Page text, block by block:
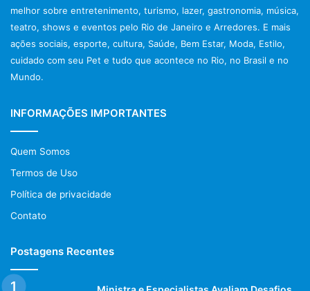
melhor sobre entretenimento, turismo, lazer, gastronomia, música,
teatro, shows e eventos pelo Rio de Janeiro e Arredores. E mais
ações sociais, esporte, cultura, Saúde, Bem Estar, Moda, Estilo,
cuidado com seu Pet e tudo que acontece no Rio, no Brasil e no
Mundo.
INFORMAÇÕES IMPORTANTES
Quem Somos
Termos de Uso
Política de privacidade
Contato
Postagens Recentes